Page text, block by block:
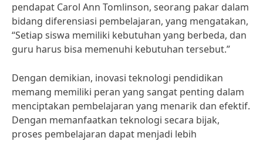
pendapat Carol Ann Tomlinson, seorang pakar dalam
bidang diferensiasi pembelajaran, yang mengatakan,
“Setiap siswa memiliki kebutuhan yang berbeda, dan
guru harus bisa memenuhi kebutuhan tersebut.”
Dengan demikian, inovasi teknologi pendidikan
memang memiliki peran yang sangat penting dalam
menciptakan pembelajaran yang menarik dan efektif.
Dengan memanfaatkan teknologi secara bijak,
proses pembelajaran dapat menjadi lebih